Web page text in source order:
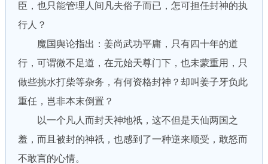
臣，也只能管理人间凡夫俗子而已，怎可担任封神的执
行人？
魔国舆论指出：姜尚武功平庸，只有四十年的道
行，可谓微不足道，在元始天尊门下，也未蒙重用，只
做些挑水打柴等杂务，有何资格封神？却叫姜子牙负此
重任，岂非本末倒置？
以一个凡人而封天神地祇，这不但是天仙两国之
羞，而且被封的神祇，也感到了一种逆来顺受，敢怒而
不敢言的心情。